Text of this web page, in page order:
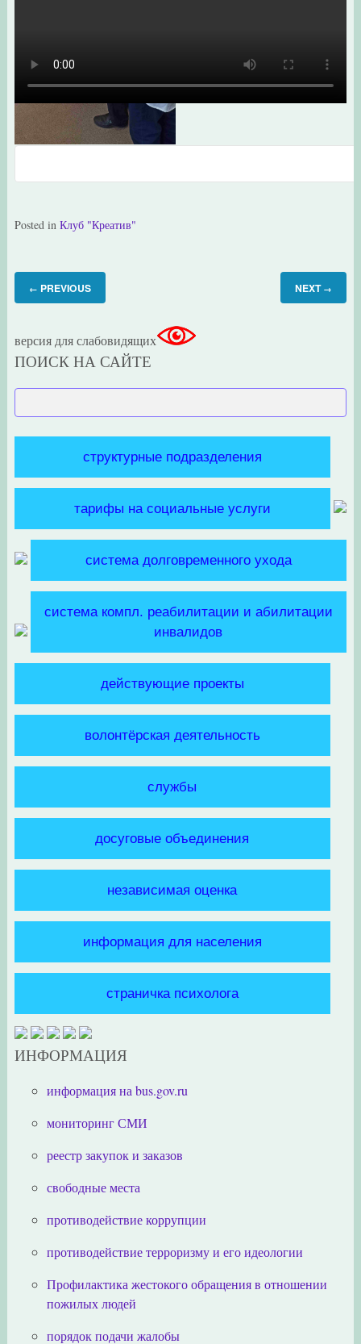
Posted in Клуб "Креатив"
← PREVIOUS NEXT →
версия для слабовидящих
ПОИСК НА САЙТЕ
структурные подразделения
тарифы на социальные услуги
система долговременного ухода
система компл. реабилитации и абилитации
инвалидов
действующие проекты
волонтёрская деятельность
службы
досуговые объединения
независимая оценка
информация для населения
страничка психолога
ИНФОРМАЦИЯ
информация на bus.gov.ru
мониторинг СМИ
реестр закупок и заказов
свободные места
противодействие коррупции
противодействие терроризму и его идеологии
Профилактика жестокого обращения в отношении
пожилых людей
порядок подачи жалобы